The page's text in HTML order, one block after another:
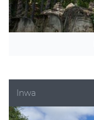
Inwa